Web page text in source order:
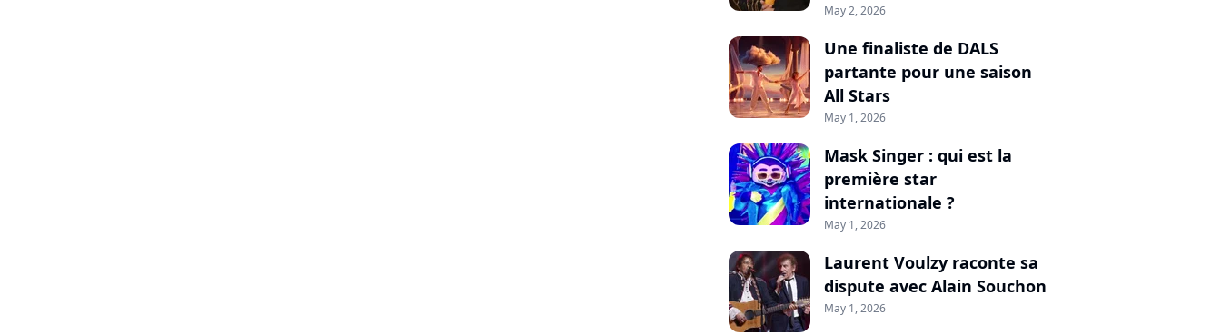
May 2, 2026
Une finaliste de DALS
partante pour une saison
All Stars
May 1, 2026
Mask Singer : qui est la
première star
internationale ?
May 1, 2026
Laurent Voulzy raconte sa
dispute avec Alain Souchon
May 1, 2026